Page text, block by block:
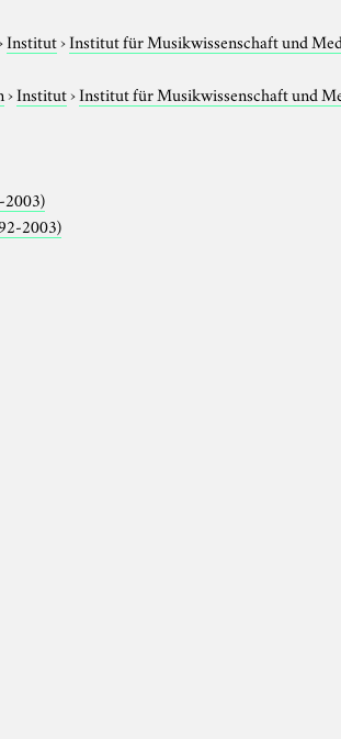
Institut›Institut für Musikwissenschaft und
›Institut›Institut für Musikwissenschaft und
2003)
2003)